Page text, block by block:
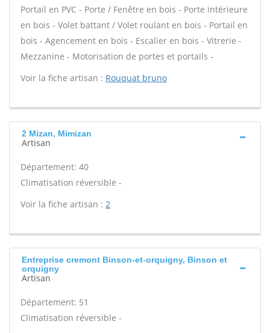
Portail en PVC - Porte / Fenêtre en bois - Porte intérieure
en bois - Volet battant / Volet roulant en bois - Portail en
bois - Agencement en bois - Escalier en bois - Vitrerie -
Mezzanine - Motorisation de portes et portails -
Voir la fiche artisan : Rouquat bruno
2 Mizan, Mimizan
Artisan
Département: 40
Climatisation réversible -
Voir la fiche artisan : 2
Entreprise cremont Binson-et-orquigny, Binson et
orquigny
Artisan
Département: 51
Climatisation réversible -